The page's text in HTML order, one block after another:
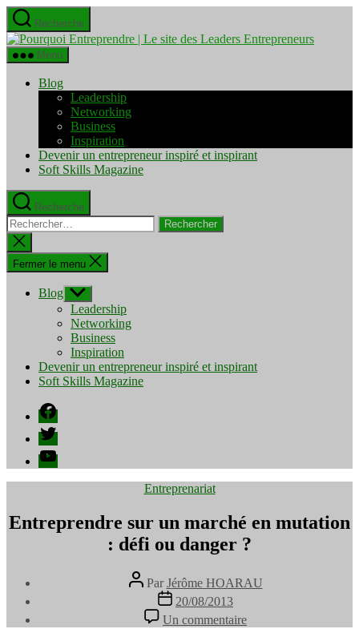
Aller
au
contenu
Recherche
Pourquoi
Menu
Blog
Leadership
Networking
Business
Inspiration
Devenir un entrepreneur inspiré et inspirant
Soft Skills Magazine
Recherche
Rechercher :
Fermer
la
recherche
Fermer le menu
Blog Afficher
le
sous-
menu
Leadership
Networking
Business
Inspiration
Devenir un entrepreneur inspiré et inspirant
Soft Skills Magazine
Facebook
Twitter
YouTube
Catégories
Entreprenariat
Entreprendre sur un marché en mutation
: défi ou danger ?
Auteur
de
l’article
Par Jérôme HOARAU
Date
de
l’article
20/08/2013
Un commentaire
Entreprendre